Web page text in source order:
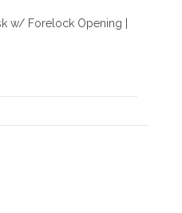
w/ Forelock Opening |